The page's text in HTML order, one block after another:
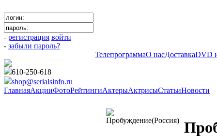
- регистрация войти
- забыли пароль?
ТелепрограммаО насДоставкаDVD
610-250-618
shop@serialsinfo.ru
ГлавнаяАкцииФотоРейтингиАктерыАктрисыСтатьиНовости